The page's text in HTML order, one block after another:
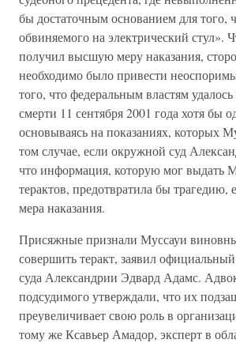
бы достаточным основанием для того,
обвиняемого на электрический стул».
получил высшую меру наказания,
необходимо было привести
того, что федеральным властям
смерти 11 сентября 2001 года хотя бы
основываясь на показаниях, которых
том случае, если окружной суд
что информация, которую мог выдать
терактов, предотвратила бы трагедию,
мера наказания.
Присяжные признали Муссауи
совершить теракт, заявил
суда Александрии Эдвард Адамс.
подсудимого утверждали, что их
преувеличивает свою роль в
тому же Ксавьер Амадор, эксперт в